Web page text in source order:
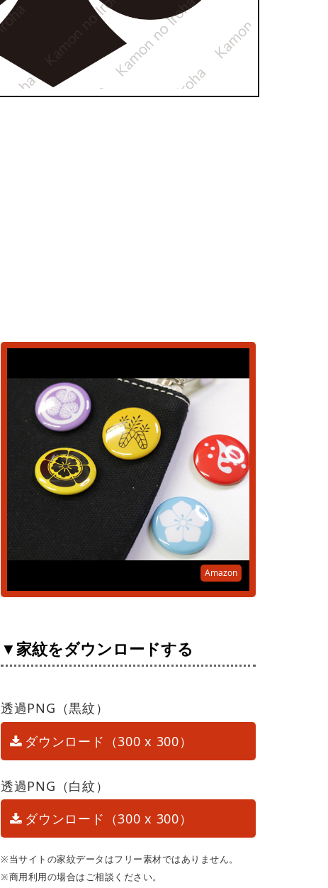
Amazon
▼家紋をダウンロードする
透過PNG（黒紋）
ダウンロード（300 x 300）
透過PNG（白紋）
ダウンロード（300 x 300）
※当サイトの家紋データはフリー素材ではありません。
※商用利用の場合はご相談ください。